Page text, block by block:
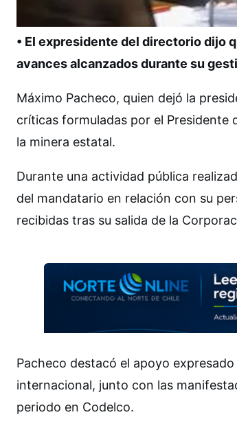
• El expresidente del directorio dijo
avances alcanzados durante su
Máximo Pacheco, quien dejó la
críticas formuladas por el Presidente
la minera estatal.
Durante una actividad pública
del mandatario en relación con su
recibidas tras su salida de la
Pacheco destacó el apoyo
internacional, junto con las
periodo en Codelco.